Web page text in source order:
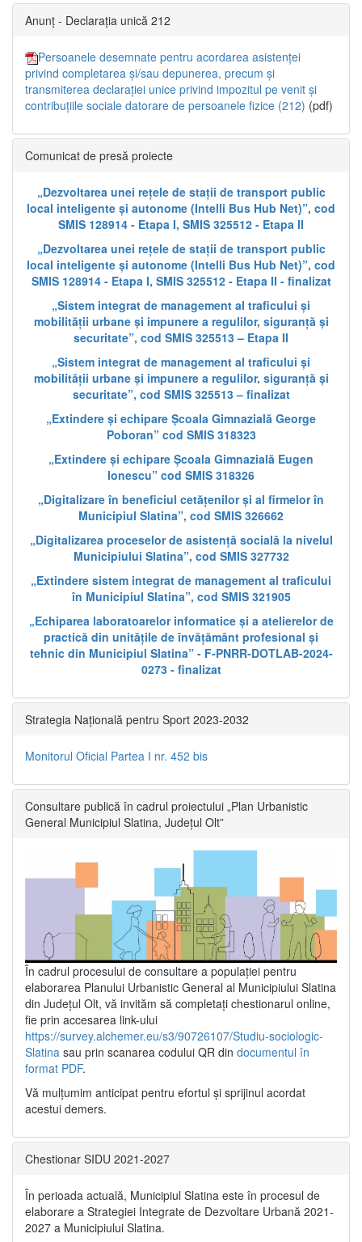
Anunț - Declarația unică 212
Persoanele desemnate pentru acordarea asistenței
privind completarea și/sau depunerea, precum și
transmiterea declarației unice privind impozitul pe venit și
contribuțiile sociale datorare de persoanele fizice (212) (pdf)
Comunicat de presă proiecte
„Dezvoltarea unei rețele de stații de transport public
local inteligente și autonome (Intelli Bus Hub Net)”, cod
SMIS 128914 - Etapa I, SMIS 325512 - Etapa II
„Dezvoltarea unei rețele de stații de transport public
local inteligente și autonome (Intelli Bus Hub Net)”, cod
SMIS 128914 - Etapa I, SMIS 325512 - Etapa II - finalizat
„Sistem integrat de management al traficului și
mobilității urbane și impunere a regulilor, siguranță și
securitate”, cod SMIS 325513 – Etapa II
„Sistem integrat de management al traficului și
mobilității urbane și impunere a regulilor, siguranță și
securitate”, cod SMIS 325513 – finalizat
„Extindere și echipare Școala Gimnazială George
Poboran” cod SMIS 318323
„Extindere și echipare Școala Gimnazială Eugen
Ionescu” cod SMIS 318326
„Digitalizare în beneficiul cetățenilor și al firmelor în
Municipiul Slatina”, cod SMIS 326662
„Digitalizarea proceselor de asistență socială la nivelul
Municipiului Slatina”, cod SMIS 327732
„Extindere sistem integrat de management al traficului
în Municipiul Slatina”, cod SMIS 321905
„Echiparea laboratoarelor informatice și a atelierelor de
practică din unitățile de învățământ profesional și
tehnic din Municipiul Slatina” - F-PNRR-DOTLAB-2024-
0273 - finalizat
Strategia Națională pentru Sport 2023-2032
Monitorul Oficial Partea I nr. 452 bis
Consultare publică în cadrul proiectului „Plan Urbanistic
General Municipiul Slatina, Județul Olt”
În cadrul procesului de consultare a populaţiei pentru
elaborarea Planului Urbanistic General al Municipiului Slatina
din Județul Olt, vă invităm să completați chestionarul online,
fie prin accesarea link-ului
https://survey.alchemer.eu/s3/90726107/Studiu-sociologic-
Slatina sau prin scanarea codului QR din documentul în
format PDF.
Vă mulţumim anticipat pentru efortul şi sprijinul acordat
acestui demers.
Chestionar SIDU 2021-2027
În perioada actuală, Municipiul Slatina este în procesul de
elaborare a Strategiei Integrate de Dezvoltare Urbană 2021‐
2027 a Municipiului Slatina.